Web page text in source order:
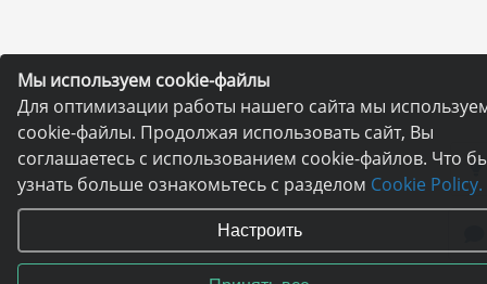
Мы используем cookie-файлы
Для оптимизации работы нашего сайта мы
cookie-файлы. Продолжая использовать сайт, Вы
соглашаетесь с использованием cookie-файлов. Что
узнать больше ознакомьтесь с разделом Cookie Policy.
Настроить